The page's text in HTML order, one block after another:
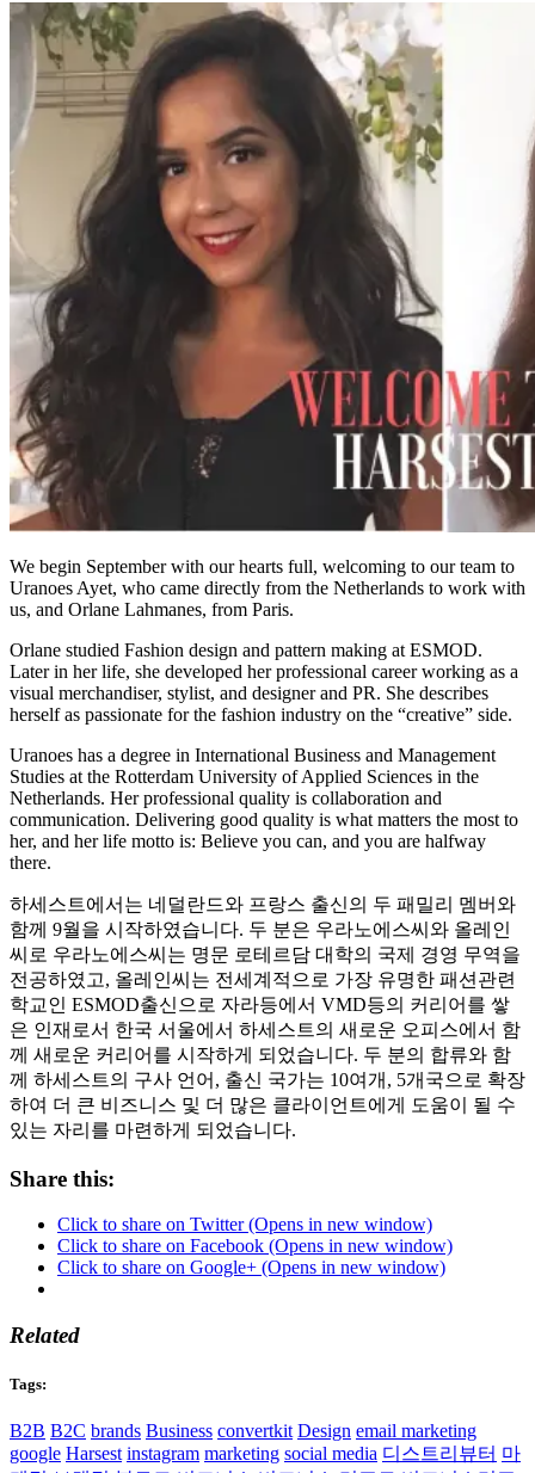
We begin September with our hearts full, welcoming to our team to
Uranoes Ayet, who came directly from the Netherlands to work with
us, and Orlane Lahmanes, from Paris.
Orlane studied Fashion design and pattern making at ESMOD.
Later in her life, she developed her professional career working as a
visual merchandiser, stylist, and designer and PR. She describes
herself as passionate for the fashion industry on the “creative” side.
Uranoes has a degree in International Business and Management
Studies at the Rotterdam University of Applied Sciences in the
Netherlands. Her professional quality is collaboration and
communication. Delivering good quality is what matters the most to
her, and her life motto is: Believe you can, and you are halfway
there.
하세스트에서는 네덜란드와 프랑스 출신의 두 패밀리 멤버와
함께 9월을 시작하였습니다. 두 분은 우라노에스씨와 올레인
씨로 우라노에스씨는 명문 로테르담 대학의 국제 경영 무역을
전공하였고, 올레인씨는 전세계적으로 가장 유명한 패션관련
학교인 ESMOD출신으로 자라등에서 VMD등의 커리어를 쌓
은 인재로서 한국 서울에서 하세스트의 새로운 오피스에서 함
께 새로운 커리어를 시작하게 되었습니다. 두 분의 합류와 함
께 하세스트의 구사 언어, 출신 국가는 10여개, 5개국으로 확장
하여 더 큰 비즈니스 및 더 많은 클라이언트에게 도움이 될 수
있는 자리를 마련하게 되었습니다.
Share this:
Click to share on Twitter (Opens in new window)
Click to share on Facebook (Opens in new window)
Click to share on Google+ (Opens in new window)
Related
Tags:
B2B B2C brands Business convertkit Design email marketing
google Harsest instagram marketing social media 디스트리뷰터 마